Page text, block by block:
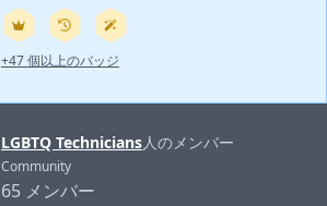
+47 個以上のバッジ
LGBTQ Technicians人のメンバー
Community
65 メンバー